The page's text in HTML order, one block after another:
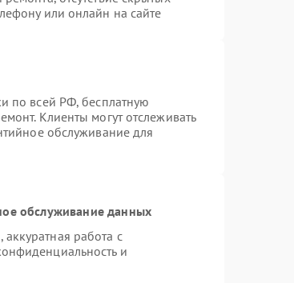
или онлайн на сайте
по всей РФ, бесплатную
Клиенты могут отслеживать
обслуживание для
обслуживание данных
работа с
и